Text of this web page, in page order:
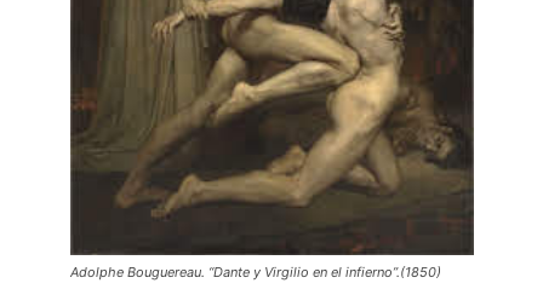
Adolphe Bouguereau. “Dante y Virgilio en el infierno”.(1850)